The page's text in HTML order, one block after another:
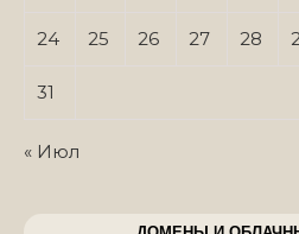
24 25 26 27 28
31
« Июл